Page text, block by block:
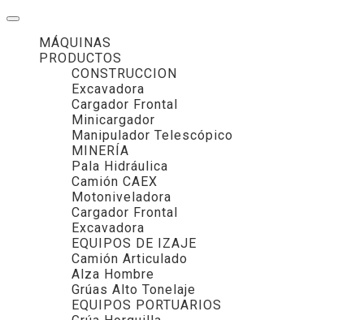
MÁQUINAS
PRODUCTOS
CONSTRUCCION
Excavadora
Cargador Frontal
Minicargador
Manipulador Telescópico
MINERÍA
Pala Hidráulica
Camión CAEX
Motoniveladora
Cargador Frontal
Excavadora
EQUIPOS DE IZAJE
Camión Articulado
Alza Hombre
Grúas Alto Tonelaje
EQUIPOS PORTUARIOS